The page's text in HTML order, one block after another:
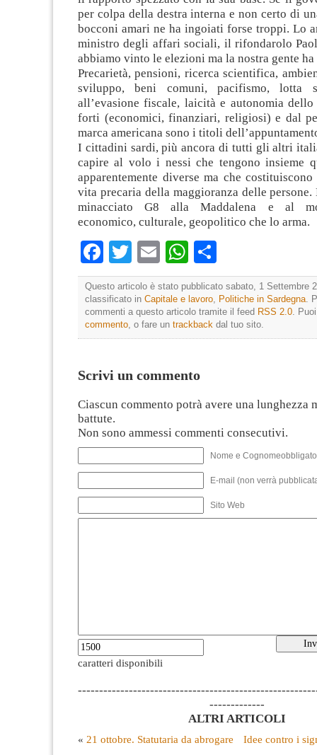
per colpa della destra interna e non certo di
bocconi amari ne ha ingoiati forse troppi. Lo
ministro degli affari sociali, il rifondarolo
abbiamo vinto le elezioni ma la nostra gente ha
Precarietà, pensioni, ricerca scientifica,
sviluppo, beni comuni, pacifismo, lotta
all’evasione fiscale, laicità e autonomia
forti (economici, finanziari, religiosi) e dal
marca americana sono i titoli
I cittadini sardi, più ancora di tutti gli altri
capire al volo i nessi che tengono insieme
apparentemente diverse ma che costituiscono
vita precaria della maggioranza delle persone.
minacciato G8 alla Maddalena e al
economico, culturale, geopolitico che lo arma.
Facebook
TwitterEmailWhatsApp
Questo articolo è stato pubblicato sabato, 1 Settembre
classificato in Capitale e lavoro Politiche in Sardegna .
commenti a questo articolo tramite il feed RSS 2.0 .
commento , o fare un trackback dal tuo sito.
Scrivi un commento
Ciascun commento potrà avere una lunghezza
battute.
Non sono ammessi commenti consecutivi.
Nome e
E-mail (non verrà
Sito Web
caratteri disponibili
-------------
ALTRI ARTICOLI
« 21 ottobre. Statutaria da abrogare Idee contro i